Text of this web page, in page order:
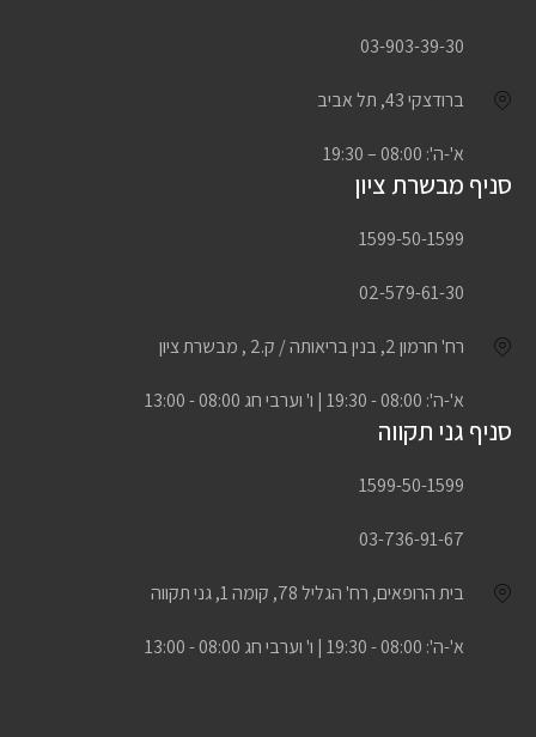
03-903-39-30
ברודצקי 43, תל אביב
א'-ה': 08:00 – 19:30
סניף מבשרת ציון
1599-50-1599
02-579-61-30
רח' חרמון 2, בנין בריאותה / ק.2 , מבשרת ציון
א'-ה': 08:00 - 19:30 | ו' וערבי חג 08:00 - 13:00
סניף גני תקווה
1599-50-1599
03-736-91-67
בית הרופאים, רח' הגליל 78, קומה 1, גני תקווה
א'-ה': 08:00 - 19:30 | ו' וערבי חג 08:00 - 13:00